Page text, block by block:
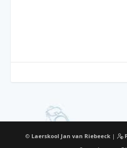
© Laerskool Jan van Riebeeck|